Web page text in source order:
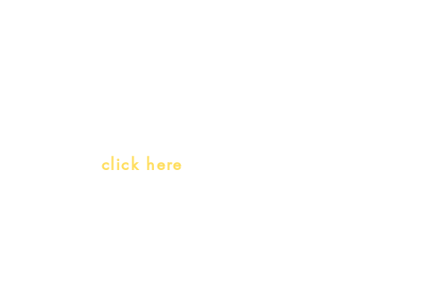
click here